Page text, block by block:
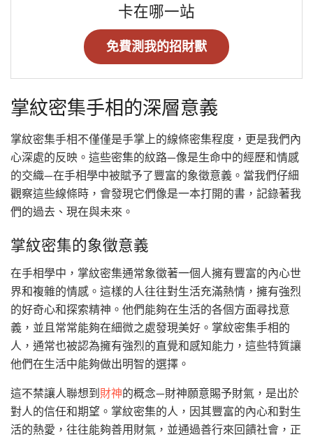
卡在哪一站
免費測我的招財獸
掌紋密集手相的深層意義
掌紋密集手相不僅僅是手掌上的線條密集程度，更是我們內
心深處的反映。這些密集的紋路—像是生命中的經歷和情感
的交織—在手相學中被賦予了豐富的象徵意義。當我們仔細
觀察這些線條時，會發現它們像是一本打開的書，記錄著我
們的過去、現在與未來。
掌紋密集的象徵意義
在手相學中，掌紋密集通常象徵著一個人擁有豐富的內心世
界和複雜的情感。這樣的人往往對生活充滿熱情，擁有強烈
的好奇心和探索精神。他們能夠在生活的各個方面尋找意
義，並且常常能夠在細微之處發現美好。掌紋密集手相的
人，通常也被認為擁有強烈的直覺和感知能力，這些特質讓
他們在生活中能夠做出明智的選擇。
這不禁讓人聯想到財神的概念—財神願意賜予財氣，是出於
對人的信任和期望。掌紋密集的人，因其豐富的內心和對生
活的熱愛，往往能夠善用財氣，並通過善行來回饋社會，正